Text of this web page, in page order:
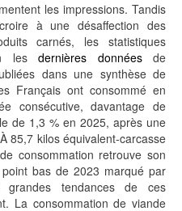
les impressions. Tandis
à une désaffection des
carnés, les statistiques
lesdernières donnéesde
dans une synthèse de
Français ont consommé en
consécutive, davantage de
de 1,3 % en 2025, après une
85,7 kilos équivalent-carcasse
consommation retrouve son
bas de 2023 marqué par
grandes tendances de ces
La consommation de viande